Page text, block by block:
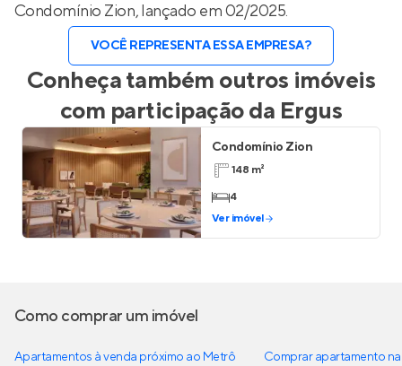
Condomínio Zion, lançado em 02/2025.
VOCÊ REPRESENTA ESSA EMPRESA?
Conheça também outros imóveis
com participação da Ergus
Condomínio Zion
148 m²
4
Ver imóvel
Como comprar um imóvel
Apartamentos à venda próximo ao Metrô
Comprar apartamento